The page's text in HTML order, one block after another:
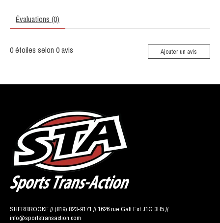
Évaluations (0)
0étoiles selon 0avis Ajouter un avis
SHERBROOKE // (819) 823-9171 // 1626 rue Galt Est J1G 3H5 //
info@sportstransaction.com